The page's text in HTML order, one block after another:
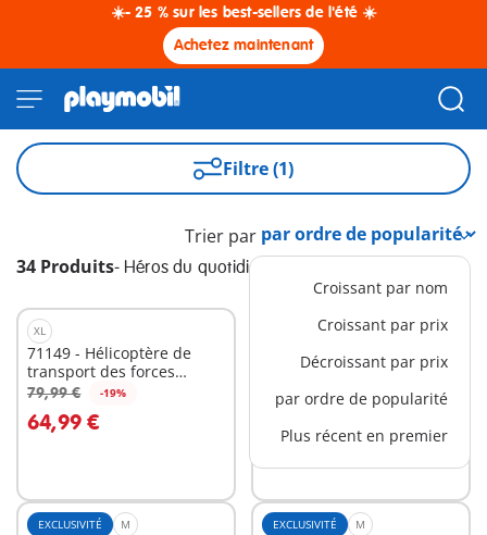
☀️- 25 % sur les best-sellers de l'été ☀️
Achetez maintenant
Filtre (1)
34 Produits- Héros du quotidien
Trier par
Croissant par nom
Croissant par prix
Décroissant par prix
par ordre de popularité
Plus récent en premier
XL
71149 - Hélicoptère de
transport des forces
spéciales
79,99 € -19%
64,99 €
Au panier
71463 - Hydravion avec
pompier
39,99 € -25%
29,99 €
Au panier
EXCLUSIVITÉ M EXCLUSIVITÉ M